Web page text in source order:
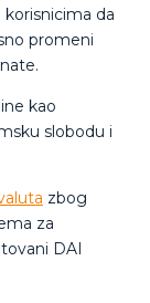
da
promeni
kao
slobodu i
zbog
za
DAI